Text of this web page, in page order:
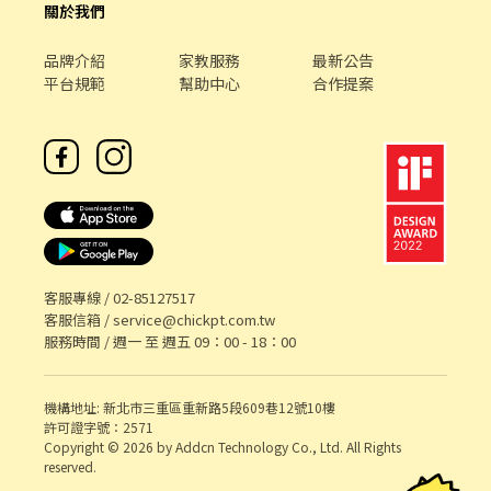
✨✨✨✨✨✨✨✨✨✨✨✨✨✨✨✨✨✨✨✨ ✈ 薪資待遇：兼職時薪201
【信義區】智取店兼職時薪為$201+50區域津貼+8交通津貼=$259
應徵晚班時段每小時多20晚班津貼 應徵夜班時段每小時多40晚班津
整潔、門市支援 ✈ 休假福利 : 排休制 - 依個人可配合時段與主管溝
通排班 -------------------------------------------------------------
-------------------------------------------- 🎯🎯🎯【工-作-地-點】
🎯🎯🎯 ❤️【台北信義區】❤️ 信義中全 - 智取店 台北市信義區虎林街
164巷21號1樓 信義景聯 - 智取店 台北市信義區吳興街50巷17號1樓
信義松山 - 智取店 台北市信義區松山路465巷15號1樓 信義嘉興 - 智
取店 台北市信義區嘉興街227號1樓 信義虎林店 台北市信義區虎林
街87號1樓 信義吳興店 台北市信義區吳興街125號1樓 信義忠孝 - 智
取店 台北市信義區忠孝東路五段764號1樓 ❤️【台北中山區】❤️ 中
中山農安 - 智取店 台北市中山區農安街166號1樓 中山實踐 - 智取店
台北市中山區大直街56號1樓 中山長春 - 智取店 台北市中山區長春
路197號1樓 中山林森店 台北市中山區林森北路594號1樓 中山長安
店 台北市中山區長安東路二段169-8號1樓 中正仁愛店 台北市中正
區仁愛路二段2號地下一樓 中正臨沂 - 智取店 台北市中正區臨沂街
關於我們
品牌介紹 家教服務
最新公告
平台規範
幫助中心 合作提案
客服專線 /02-85127517
客服信箱 /service@chickpt.com.tw
服務時間 / 週一 至 週五 09：00 - 18：00
機構地址: 新北市三重區重新路5段609巷12號10樓
許可證字號：2571
Copyright © 2026 by Addcn Technology Co., Ltd. All Rights
reserved.